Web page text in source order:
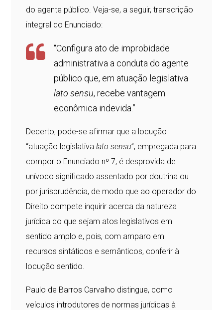
do agente público. Veja-se, a seguir, transcrição
integral do Enunciado:
“Configura ato de improbidade
administrativa a conduta do agente
público que, em atuação legislativa
lato sensu, recebe vantagem
econômica indevida.”
Decerto, pode-se afirmar que a locução
“atuação legislativalato sensu”, empregada para
compor o Enunciado nº 7, é desprovida de
unívoco significado assentado por doutrina ou
por jurisprudência, de modo que ao operador do
Direito compete inquirir acerca da natureza
jurídica do que sejam atos legislativos em
sentido amplo e, pois, com amparo em
recursos sintáticos e semânticos, conferir à
locução sentido.
Paulo de Barros Carvalho distingue, como
veículos introdutores de normas jurídicas à